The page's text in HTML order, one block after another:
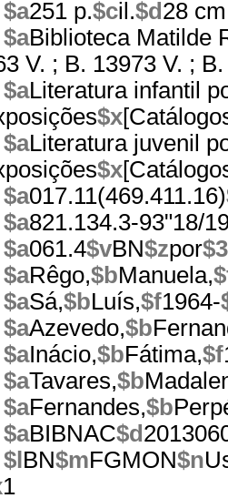
$a251 p.$cil.$d 28 cm
$aBiblioteca Matilde
V. ; B. 13973 V. ;
$aLiteratura infantil
$x
$aLiteratura juvenil
$x
$a017.11(469.411.16)
$a821.134.3-93"18/
$a061.4$vBN$zpor$3
$aRêgo,$bManuela,
$aSá,$bLuís,$f1964-
$aAzevedo,$b
$aInácio,$bFátima,$f
$aTavares,$b
$aFernandes,$b
$aBIBNAC$d
$l BN$mFGMON$n
1